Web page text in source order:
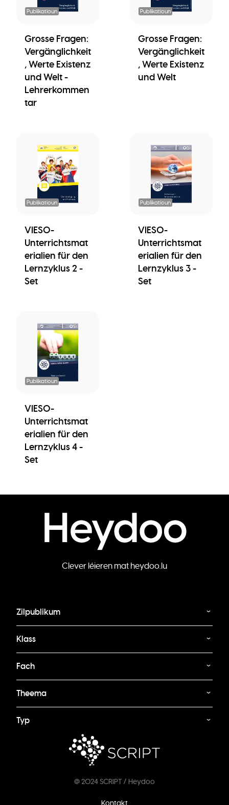
Publikatioun
Grosse Fragen:
Vergänglichkeit
, Werte Existenz
und Welt -
Lehrerkommen
tar
Publikatioun
Grosse Fragen:
Vergänglichkeit
, Werte Existenz
und Welt
Publikatioun
VIESO-
Unterrichtsmat
erialien für den
Lernzyklus 2 -
Set
Publikatioun
VIESO-
Unterrichtsmat
erialien für den
Lernzyklus 3 -
Set
Publikatioun
VIESO-
Unterrichtsmat
erialien für den
Lernzyklus 4 -
Set
Clever léieren mat heydoo.lu
Zilpublikum
Klass
Fach
Theema
Typ
@ 2024 SCRIPT / Heydoo
Kontakt